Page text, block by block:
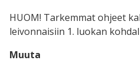
HUOM! Tarkemmat ohjeet
leivonnaisiin 1. luokan
Muuta